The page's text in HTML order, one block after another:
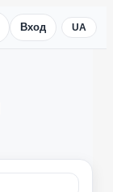
Вход UA